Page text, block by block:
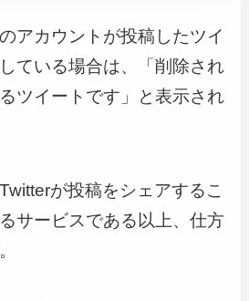
アカウントが投稿したツイ
ている場合は、「削除され
ツイートです」と表示され
が投稿をシェアするこ
サービスである以上、仕方